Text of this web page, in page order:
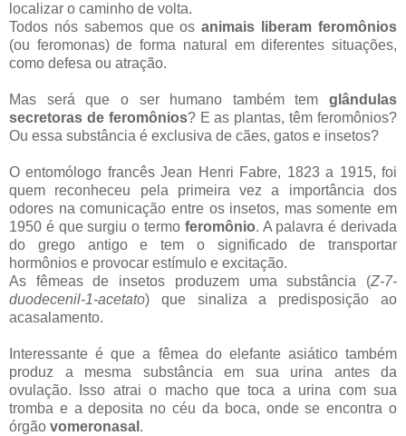
localizar o caminho de volta.
Todos nós sabemos que osanimais liberam feromônios
(ou feromonas) de forma natural em diferentes situações,
como defesa ou atração.
Mas será que o ser humano também tem glândulas
secretoras de feromônios? E as plantas, têm feromônios?
Ou essa substância é exclusiva de cães, gatos e insetos?
O entomólogo francês Jean Henri Fabre, 1823 a 1915, foi
quem reconheceu pela primeira vez a importância dos
odores na comunicação entre os insetos, mas somente em
1950 é que surgiu o termo feromônio. A palavra é derivada
do grego antigo e tem o significado de transportar
hormônios e provocar estímulo e excitação.
As fêmeas de insetos produzem uma substância (Z-7-
duodecenil-1-acetato) que sinaliza a predisposição ao
acasalamento.
Interessante é que a fêmea do elefante asiático também
produz a mesma substância em sua urina antes da
ovulação. Isso atrai o macho que toca a urina com sua
tromba e a deposita no céu da boca, onde se encontra o
órgão vomeronasal .